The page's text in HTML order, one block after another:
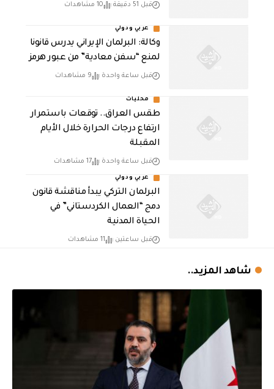
قبل 51 دقيقة 10 مشاهدات
عربي ودولي
وكالة: البرلمان الإيراني يدرس قانونا
لمنع “سفن معادية” من عبور هرمز
قبل ساعة واحدة 9 مشاهدات
محليات
طقس العراق.. توقعات باستمرار
ارتفاع درجات الحرارة خلال الأيام
المقبلة
قبل ساعة واحدة 17 مشاهدات
عربي ودولي
البرلمان التركي يبدأ مناقشة قانون
دمج “العمال الكردستاني” في
الحياة المدنية
قبل ساعتين 11 مشاهدات
شاهد المزيد..